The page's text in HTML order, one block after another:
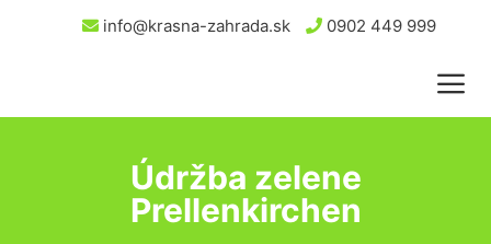
info@krasna-zahrada.sk 0902 449 999
Údržba zelene
Prellenkirchen